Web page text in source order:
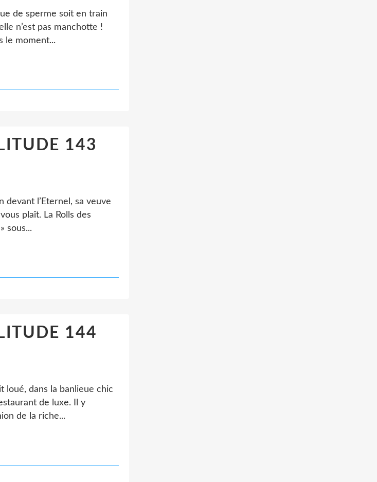
de sperme soit en train
n’est pas manchotte !
le moment...
143
devant l’Eternel, sa veuve
plaît. La Rolls des
sous...
144
loué, dans la banlieue chic
de luxe. Il y
de la riche...